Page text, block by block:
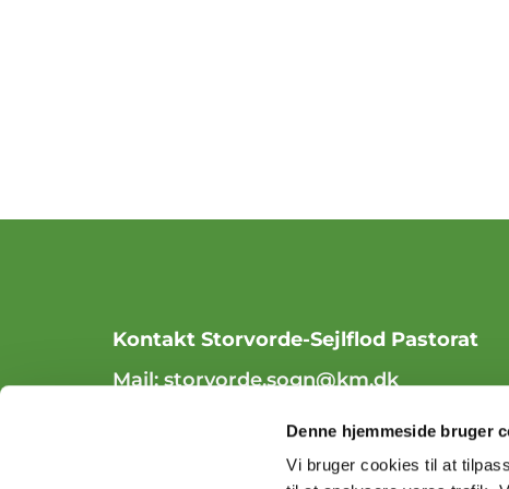
Denne hjemmeside bruger
Vi bruger cookies til at
Kontakt Storvorde-Sejlflod Pastorat
Mail:storvorde.sogn@km.dk